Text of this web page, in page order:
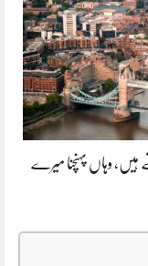
ہیں، وہاں پہنچنا میرے